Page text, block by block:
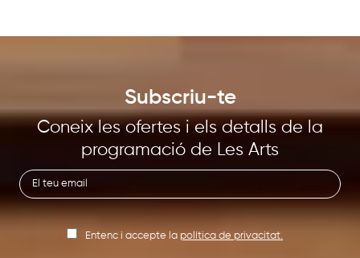
Subscriu-te
Coneix les ofertes i els detalls de la
programació de Les Arts
Entenc i accepte la política de privacitat.